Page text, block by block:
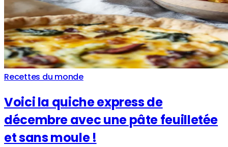
Recettes du monde
Voici la quiche express de
décembre avec une pâte feuilletée
et sans moule !